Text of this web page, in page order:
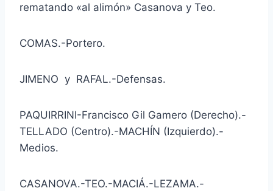
rematando «al alimón» Casanova y Teo.
COMAS.-Portero.
JIMENO y RAFAL.-Defensas.
PAQUIRRINI-Francisco Gil Gamero (Derecho).-
TELLADO (Centro).-MACHÍN (Izquierdo).-
Medios.
CASANOVA.-TEO.-MACIÁ.-LEZAMA.-